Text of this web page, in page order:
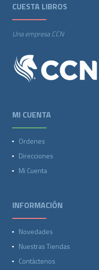
CUESTA LIBROS
Una empresa CCN
MI CUENTA
Ordenes
Direcciones
Mi Cuenta
INFORMACIÓN
Novedades
Nuestras Tiendas
Contáctenos